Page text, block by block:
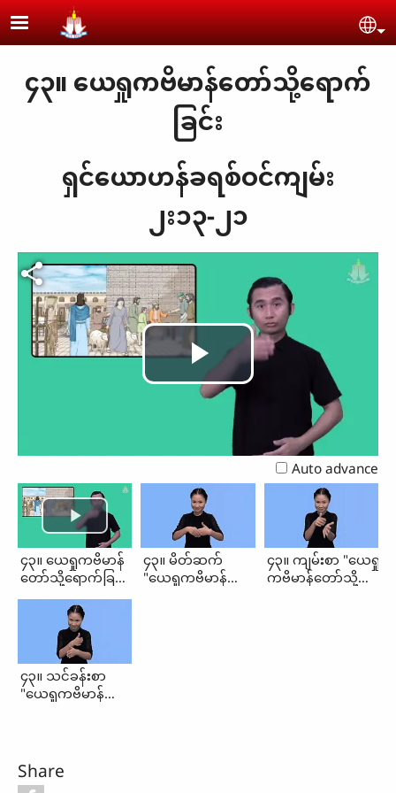
Skip to main content
၄၃။ ယေရှုကဗိမာန်တော်သို့ရောက်
ခြင်း
ရှင်ယောဟန်ခရစ်ဝင်ကျမ်း
၂း၁၃-၂၁
Play
Video
Auto advance
၄၃။ ယေရှုကဗိမာန်
တော်သို့ရောက်ခြင်း
ကျမ်းစာ၊
သင်ခန်းစာ)
၄၃။ မိတ်ဆက်
"ယေရှုကဗိမာန်တော်
၄၃။ ကျမ်းစာ "ယေရှု
ကဗိမာန်တော်သို့
၄၃။ သင်ခန်းစာ
"ယေရှုကဗိမာန်တော်
Share